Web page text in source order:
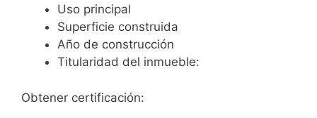
Uso principal
Superficie construida
Año de construcción
Titularidad del inmueble:
Obtener certificación: